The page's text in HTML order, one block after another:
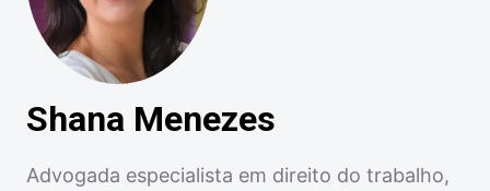
Shana Menezes
Advogada especialista em direito do trabalho,